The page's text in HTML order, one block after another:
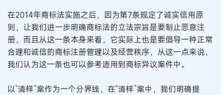
在2014年商标法实施之后，因为第7条规定了诚实信用原
则，让我们进一步明确商标法的立法宗旨是要制止恶意注
册，而且从这一条本身来看，它实际上也是要倡导一种正常
合理和诚信的商标注册管理以及经营秩序，从这一点来说，
我们认为这一条也可以参考适用到商标异议案件中。
以“清样”案作为一个分界线，在“清样”案中，我们明确提